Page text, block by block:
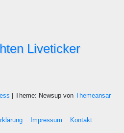
| Theme: Newsup von Themeansar
Impressum Kontakt